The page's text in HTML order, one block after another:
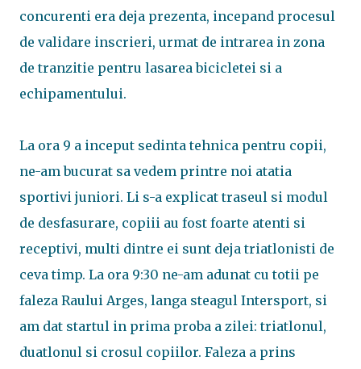
concurenti era deja prezenta, incepand procesul
de validare inscrieri, urmat de intrarea in zona
de tranzitie pentru lasarea bicicletei si a
echipamentului.
La ora 9 a inceput sedinta tehnica pentru copii,
ne-am bucurat sa vedem printre noi atatia
sportivi juniori. Li s-a explicat traseul si modul
de desfasurare, copiii au fost foarte atenti si
receptivi, multi dintre ei sunt deja triatlonisti de
ceva timp. La ora 9:30 ne-am adunat cu totii pe
faleza Raului Arges, langa steagul Intersport, si
am dat startul in prima proba a zilei: triatlonul,
duatlonul si crosul copiilor. Faleza a prins